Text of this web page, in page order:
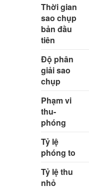
Thời gian
sao chụp
bản đầu
tiên
Độ phân
giải sao
chụp
Phạm vi
thu-
phóng
Tỷ lệ
phóng to
Tỷ lệ thu
nhỏ